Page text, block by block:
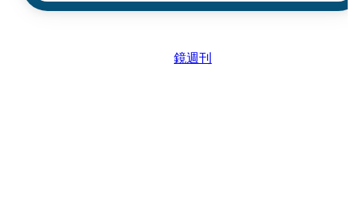
鏡週刊